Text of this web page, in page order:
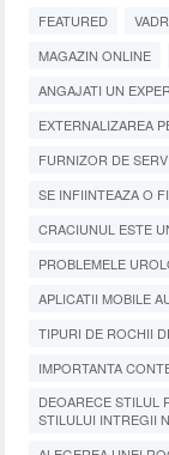
FEATURED
MAGAZIN ONLINE
ANGAJATI UN
EXTERNALIZAREA
FURNIZOR DE
SE INFIINTEAZA O
CRACIUNUL ESTE
PROBLEMELE
APLICATII MOBILE
TIPURI DE ROCHII
IMPORTANTA
DEOARECE STILUL
STILULUI INTREGII